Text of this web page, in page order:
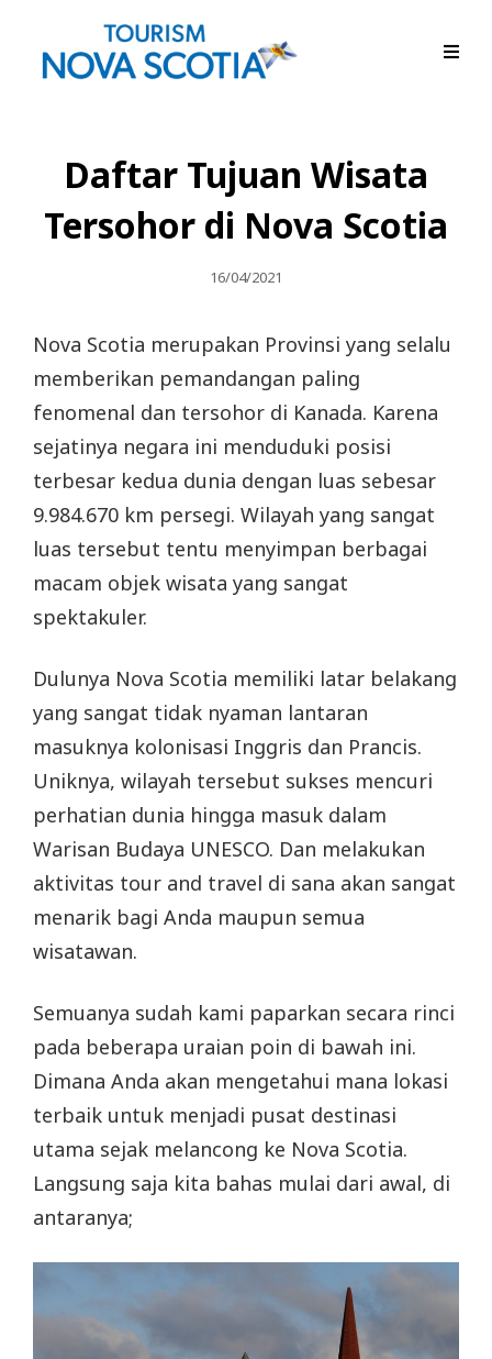
Daftar Tujuan Wisata
Tersohor di Nova Scotia
Posted
16/04/2021
Nova Scotia merupakan Provinsi yang selalu
memberikan pemandangan paling
fenomenal dan tersohor di Kanada. Karena
sejatinya negara ini menduduki posisi
terbesar kedua dunia dengan luas sebesar
9.984.670 km persegi. Wilayah yang sangat
luas tersebut tentu menyimpan berbagai
macam objek wisata yang sangat
spektakuler.
Dulunya Nova Scotia memiliki latar belakang
yang sangat tidak nyaman lantaran
masuknya kolonisasi Inggris dan Prancis.
Uniknya, wilayah tersebut sukses mencuri
perhatian dunia hingga masuk dalam
Warisan Budaya UNESCO. Dan melakukan
aktivitas tour and travel di sana akan sangat
menarik bagi Anda maupun semua
wisatawan.
Semuanya sudah kami paparkan secara rinci
pada beberapa uraian poin di bawah ini.
Dimana Anda akan mengetahui mana lokasi
terbaik untuk menjadi pusat destinasi
utama sejak melancong ke Nova Scotia.
Langsung saja kita bahas mulai dari awal, di
antaranya;